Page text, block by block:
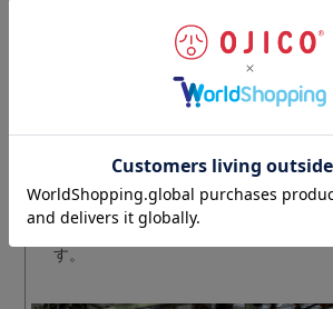
OJICOのクオリティ
OJICOのTシャツは、クオリティにこ
製・プリントまで全て日本国内生産。
生地・縫製・プリントとも国内最高レ
工場で生産しています。
※BLACK OJICOの商品は一部海外生産
す。